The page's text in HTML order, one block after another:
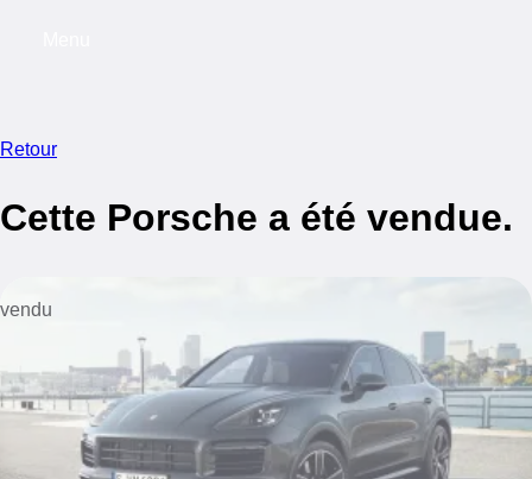
Retour
Cette Porsche a été vendue.
vendu